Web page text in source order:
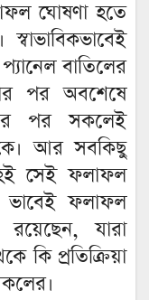
ঘোষণা হতে
বাতিলের
পর অবশেষে
পর সকলেই
আর সবকিছু
সেই ফলাফল
ভাবেই ফলাফল
রয়েছেন, যারা
কি প্রতিক্রিয়া